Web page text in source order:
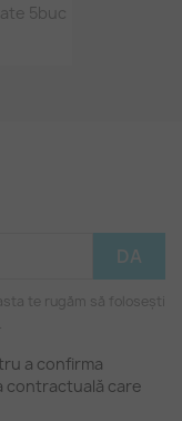
5buc
te rugăm să folosești
a confirma
contractuală care